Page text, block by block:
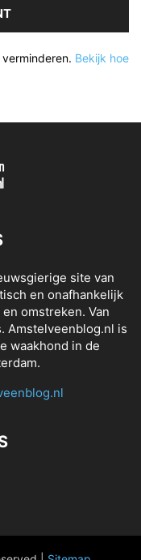
Bekijk hoe
site van
en onafhankelijk
omstreken. Van
Amstelveenblog.nl is
waakhond in de